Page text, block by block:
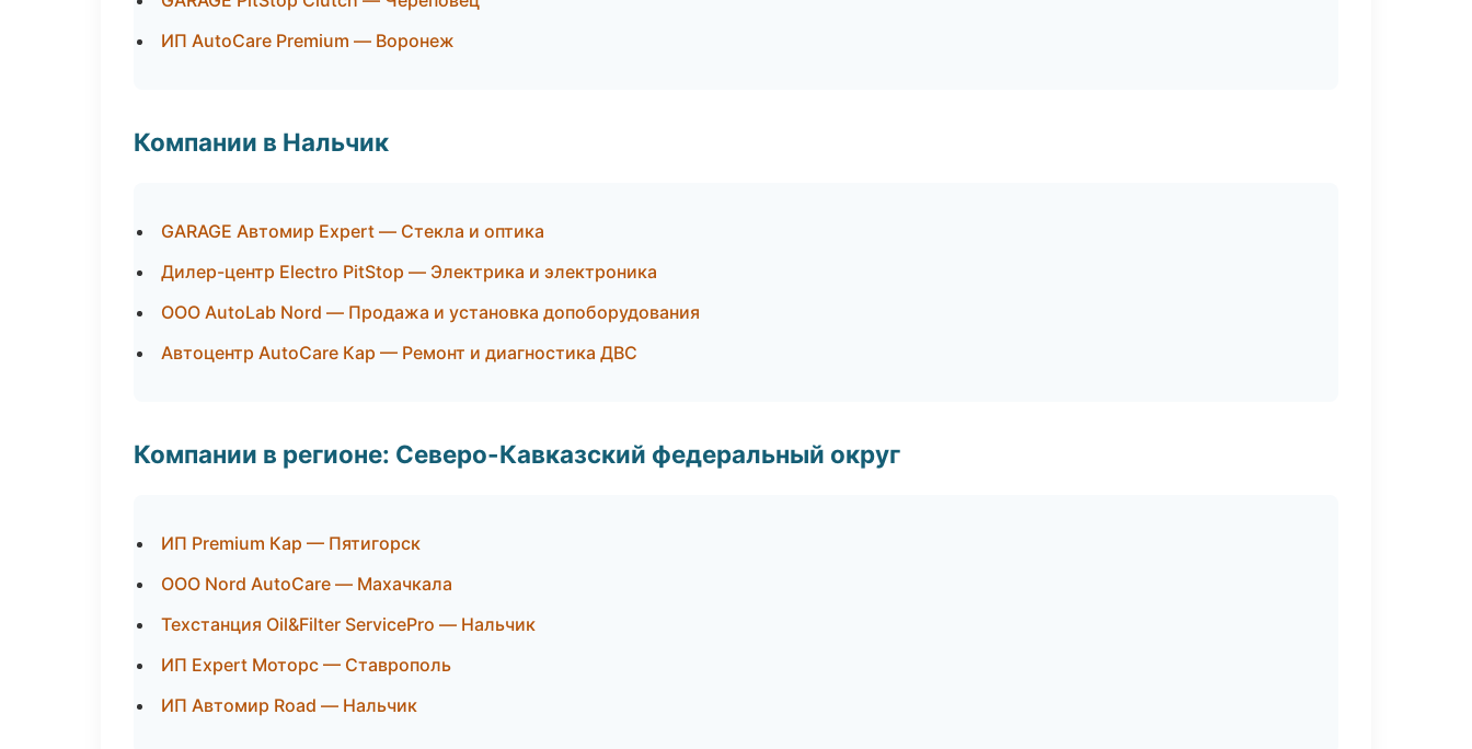
ИП AutoCare Premium — Воронеж
Компании в Нальчик
GARAGE Автомир Expert — Стекла и оптика
Дилер-центр Electro PitStop — Электрика и электроника
ООО AutoLab Nord — Продажа и установка допоборудования
Автоцентр AutoCare Кар — Ремонт и диагностика ДВС
Компании в регионе: Северо-Кавказский федеральный округ
ИП Premium Кар — Пятигорск
ООО Nord AutoCare — Махачкала
Техстанция Oil&Filter ServicePro — Нальчик
ИП Expert Моторс — Ставрополь
ИП Автомир Road — Нальчик